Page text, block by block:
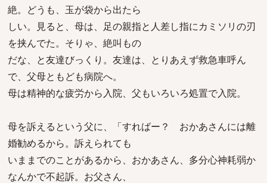
絶。どうも、玉が袋から出たら
しい。見ると、母は、足の親指と人差し指にカミソリの刃
を挟んでた。そりゃ、絶叫もの
だな、と友達びっくり。友達は、とりあえず救急車呼ん
で、父母ともども病院へ。
母は精神的な疲労から入院、父もいろいろ処置で入院。
母を訴えるという父に、「すればー？ おかあさんには離
婚勧めるから。訴えられても
いままでのことがあるから、おかあさん、多分心神耗弱か
なんかで不起訴。お父さん、